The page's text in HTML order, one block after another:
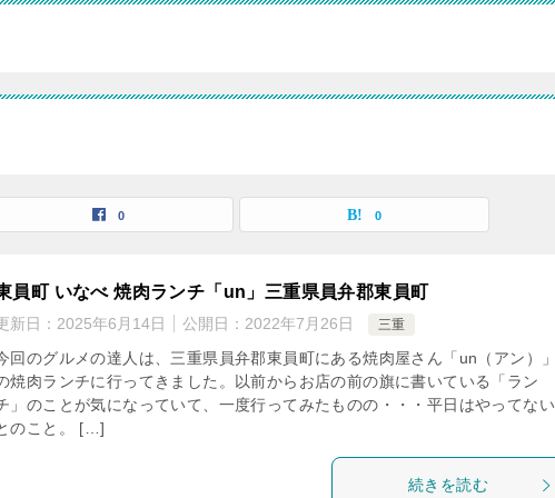
0 0
員町 いなべ 焼肉ランチ「un」三重県員弁郡東員町
新日： 2025年6月14日 公開日： 2022年7月26日 三重
回のグルメの達人は、三重県員弁郡東員町にある焼肉屋さん「un（アン）」
焼肉ランチに行ってきました。以前からお店の前の旗に書いている「ラン
」のことが気になっていて、一度行ってみたものの・・・平日はやってない
のこと。 […]
続きを読む